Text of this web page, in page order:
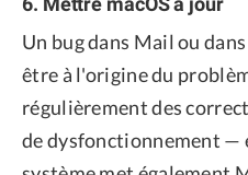
Un bug dans Mail ou
être à l'origine du
régulièrement des
de dysfonctionnement —